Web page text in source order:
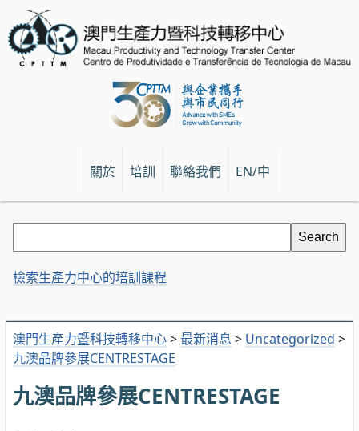
關於 培訓 聯絡我們 EN/中
澳門生產力暨科技轉移中心> 最新消息 > Uncategorized >
九澳品牌參展CENTRESTAGE
九澳品牌參展CENTRESTAGE
檢索生產力中心的培訓課程